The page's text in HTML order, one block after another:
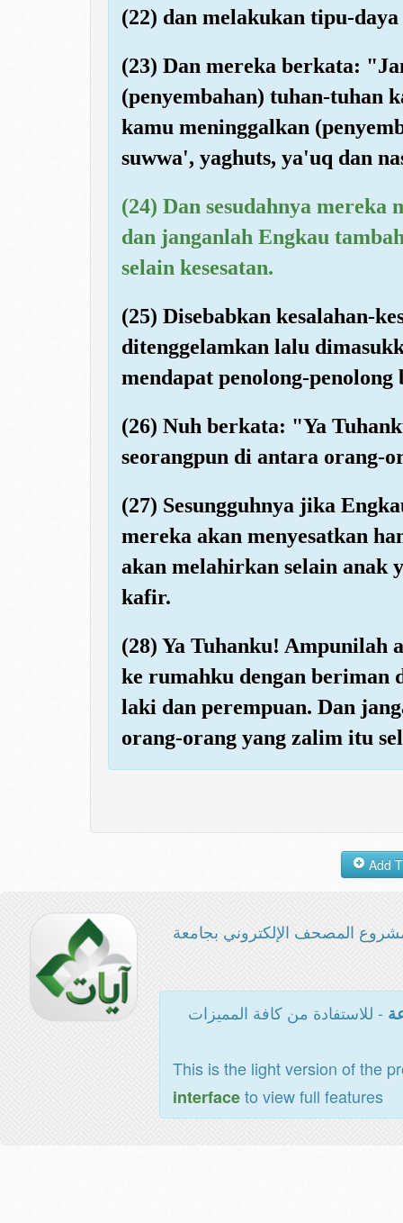
(22) dan melakukan tipu-
(23) Dan mereka berkata:
(penyembahan) tuhan-tuhan
kamu meninggalkan
suwwa', yaghuts, ya'uq dan
(24) Dan sesudahnya mereka
dan janganlah Engkau
selain kesesatan.
(25) Disebabkan kesalahan-
ditenggelamkan lalu
mendapat penolong-
(26) Nuh berkata: "Ya
seorangpun di antara orang-
(27) Sesungguhnya jika
mereka akan menyesatkan
akan melahirkan selain anak
kafir.
(28) Ya Tuhanku! Ampunilah
ke rumahku dengan beriman
laki dan perempuan. Dan
orang-orang yang zalim itu
المصحف الإلكتروني بجامعة
- للاستفادة من كافة المميزات
This is the light version of the
interfaceto view full features